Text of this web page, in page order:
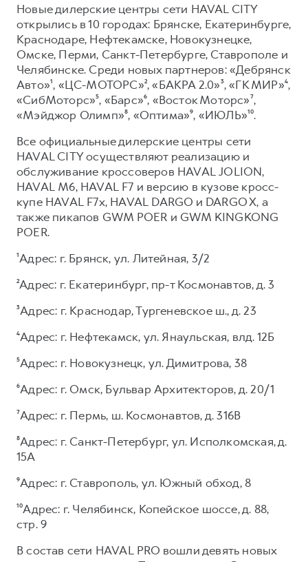
АКСЕССУАРЫ HAVAL
Автомобильные аксессуары
Коллекция CITY
Коллекция Базовая
Коллекция Детская
Коллекция CITY
Коллекция Базовая
Коллекция Детская
Новые дилерские центры сети HAVAL CITY
открылись в 10 городах: Брянске, Екатеринбурге,
Краснодаре, Нефтекамске, Новокузнецке,
Омске, Перми, Санкт-Петербурге, Ставрополе и
Челябинске. Среди новых партнеров: «Дебрянск
Авто»¹, «ЦС-МОТОРС»², «БАКРА 2.0»³, «ГК МИР»⁴,
«СибМоторс»⁵, «Барс»⁶, «Восток Моторс»⁷,
«Мэйджор Олимп»⁸, «Оптима»⁹, «ИЮЛЬ»¹⁰.
Все официальные дилерские центры сети
HAVAL CITY осуществляют реализацию и
обслуживание кроссоверов HAVAL JOLION,
HAVAL М6, HAVAL F7 и версию в кузове кросс-
купе HAVAL F7x, HAVAL DARGO и DARGO X, а
также пикапов GWM POER и GWM KINGKONG
POER.
¹Адрес: г. Брянск, ул. Литейная, 3/2
²Адрес: г. Екатеринбург, пр-т Космонавтов, д. 3
³Адрес: г. Краснодар, Тургеневское ш., д. 23
⁴Адрес: г. Нефтекамск, ул. Янаульская, влд. 12Б
⁵Адрес: г. Новокузнецк, ул. Димитрова, 38
⁶Адрес: г. Омск, Бульвар Архитекторов, д. 20/1
⁷Адрес: г. Пермь, ш. Космонавтов, д. 316В
⁸Адрес: г. Санкт-Петербург, ул. Исполкомская, д.
15А
⁹Адрес: г. Ставрополь, ул. Южный обход, 8
¹⁰Адрес: г. Челябинск, Копейское шоссе, д. 88,
стр. 9
В состав сети HAVAL PRO вошли девять новых